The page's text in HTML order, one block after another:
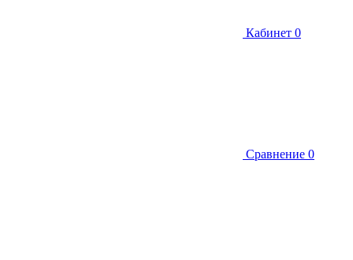
Кабинет 0
Сравнение 0